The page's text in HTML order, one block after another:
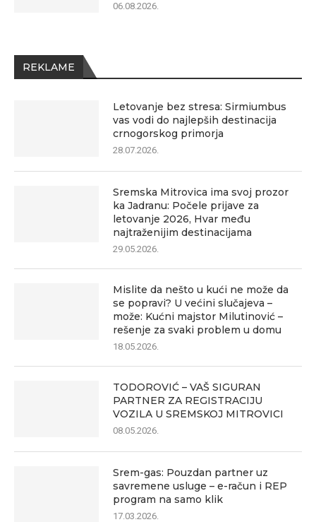
06.08.2026.
REKLAME
Letovanje bez stresa: Sirmiumbus
vas vodi do najlepših destinacija
crnogorskog primorja
28.07.2026.
Sremska Mitrovica ima svoj prozor
ka Jadranu: Počele prijave za
letovanje 2026, Hvar među
najtraženijim destinacijama
29.05.2026.
Mislite da nešto u kući ne može da
se popravi? U većini slučajeva –
može: Kućni majstor Milutinović –
rešenje za svaki problem u domu
18.05.2026.
TODOROVIĆ – VAŠ SIGURAN
PARTNER ZA REGISTRACIJU
VOZILA U SREMSKOJ MITROVICI
08.05.2026.
Srem-gas: Pouzdan partner uz
savremene usluge – e-račun i REP
program na samo klik
17.03.2026.